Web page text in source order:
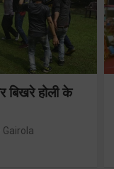
बिखरे होली के
Gairola
सैनिकों के
नहीं,
का ढोंग
कांग्रेसः